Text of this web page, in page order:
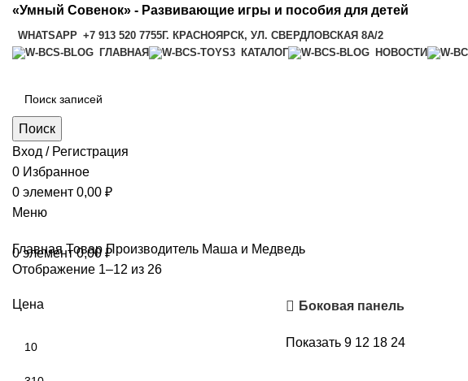
«Умный Совенок» - Развивающие игры и пособия для детей
WHATSAPP +7 913 520 7755Г. КРАСНОЯРСК, УЛ. СВЕРДЛОВСКАЯ 8А/2
ГЛАВНАЯ
КАТАЛОГ НОВОСТИ
Поиск
Вход / Регистрация
0 Избранное
0 элемент 0,00 ₽
Меню
0элемент 0,00₽
ГлавнаяТовар Производитель Маша и Медведь
Отображение 1–12 из 26
Цена Боковая панель
Показать 9 12 18 24